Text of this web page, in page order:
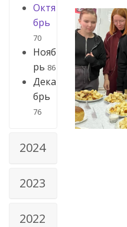
Октя
брь
70
Нояб
рь 86
Дека
брь
76
2024
2023
2022